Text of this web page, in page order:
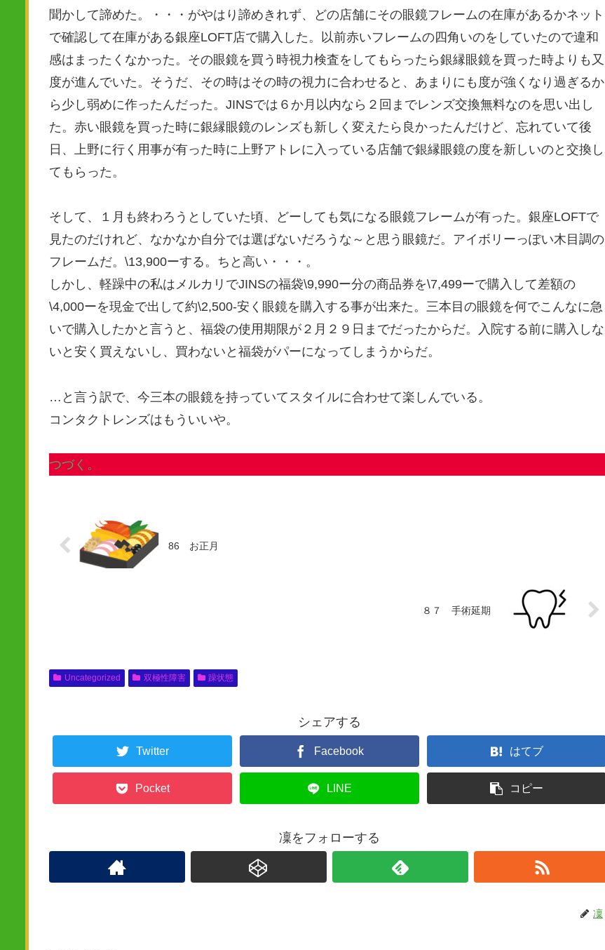
聞かして諦めた。・・・がやはり諦めきれず、どの店舗にその眼鏡フレームの在庫があるかネット
で確認して在庫がある銀座LOFT店で購入した。以前赤いフレームの四角いのをしていたので違和
感はまったくなかった。その眼鏡を買う時視力検査をしてもらったら銀縁眼鏡を買った時よりも又
度が進んでいた。そうだ、その時はその時の視力に合わせると、あまりにも度が強くなり過ぎるか
ら少し弱めに作ったんだった。JINSでは６か月以内なら２回までレンズ交換無料なのを思い出し
た。赤い眼鏡を買った時に銀縁眼鏡のレンズも新しく変えたら良かったんだけど、忘れていて後
日、上野に行く用事が有った時に上野アトレに入っている店舗で銀縁眼鏡の度を新しいのと交換し
てもらった。
そして、１月も終わろうとしていた頃、どーしても気になる眼鏡フレームが有った。銀座LOFTで
見たのだけれど、なかなか自分では選ばないだろうな～と思う眼鏡だ。アイボリーっぽい木目調の
フレームだ。\13,900ーする。ちと高い・・・。
しかし、軽躁中の私はメルカリでJINSの福袋\9,990ー分の商品券を\7,499ーで購入して差額の
\4,000ーを現金で出して約\2,500-安く眼鏡を購入する事が出来た。三本目の眼鏡を何でこんなに急
いで購入したかと言うと、福袋の使用期限が２月２９日までだったからだ。入院する前に購入しな
いと安く買えないし、買わないと福袋がパーになってしまうからだ。
…と言う訳で、今三本の眼鏡を持っていてスタイルに合わせて楽しんでいる。
コンタクトレンズはもういいや。
つづく。
86 お正月
８７ 手術延期
Uncategorized 双極性障害 躁状態
シェアする
Twitter Facebook はてブ
Pocket LINE コピー
凜をフォローする
凜